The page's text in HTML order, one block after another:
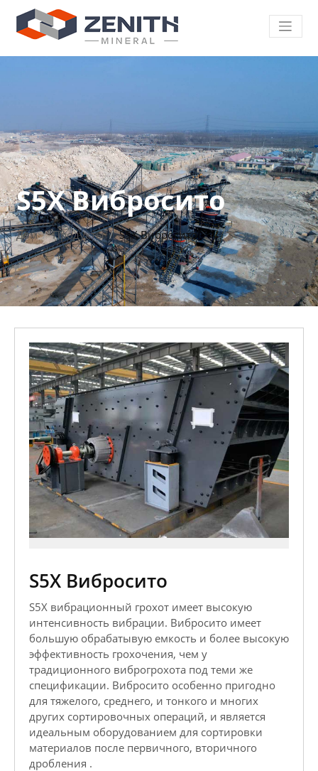
S5X Вибросито
Дом Продукты S5X Вибросито
S5X Вибросито
S5X вибрационный грохот имеет высокую
интенсивность вибрации. Вибросито имеет
большую обрабатывую емкость и более высокую
эффективность грохочения, чем у
традиционного виброгрохота под теми же
спецификации. Вибросито особенно пригодно
для тяжелого, среднего, и тонкого и многих
других сортировочных операций, и является
идеальным оборудованием для сортировки
материалов после первичного, вторичного
дробления .